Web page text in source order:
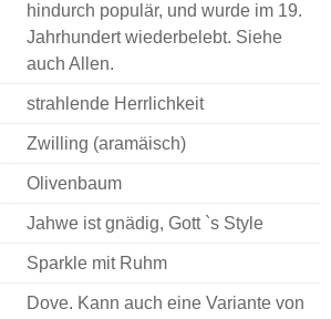
hindurch populär, und wurde im 19.
Jahrhundert wiederbelebt. Siehe
auch Allen.
strahlende Herrlichkeit
Zwilling (aramäisch)
Olivenbaum
Jahwe ist gnädig, Gott `s Style
Sparkle mit Ruhm
Dove. Kann auch eine Variante von